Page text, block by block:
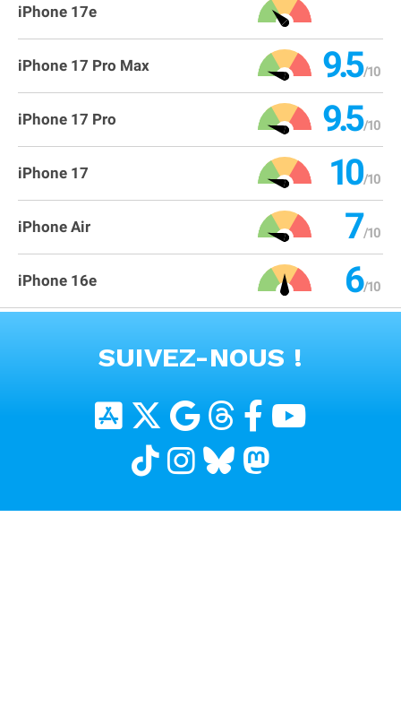
iPhone 17e
iPhone 17 Pro Max 9.5
iPhone 17 Pro 9.5
iPhone 17 10
iPhone Air 7
iPhone 16e 6
SUIVEZ-NOUS !